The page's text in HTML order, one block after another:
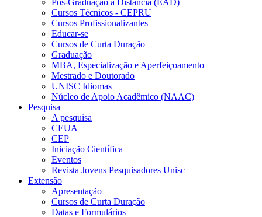
Cursos Técnicos - CEPRU
Cursos Profissionalizantes
Educar-se
Cursos de Curta Duração
Graduação
MBA, Especialização e Aperfeiçoamento
Mestrado e Doutorado
UNISC Idiomas
Núcleo de Apoio Acadêmico (NAAC)
Pesquisa
A pesquisa
CEUA
CEP
Iniciação Científica
Eventos
Revista Jovens Pesquisadores Unisc
Extensão
Apresentação
Cursos de Curta Duração
Datas e Formulários